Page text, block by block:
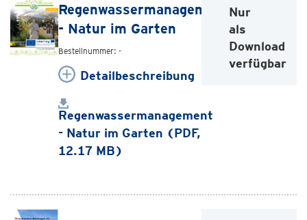
Regenwassermanagement
- Natur im Garten
Bestellnummer: -
Detailbeschreibung
Regenwassermanagement
- Natur im Garten (PDF,
12.17 MB)
Nur
als
Download
verfügbar